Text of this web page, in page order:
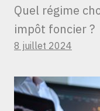
Quel régime
impôt foncier ?
8 juillet 2024